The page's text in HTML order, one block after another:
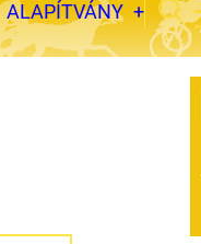
ALAPÍTVÁNY